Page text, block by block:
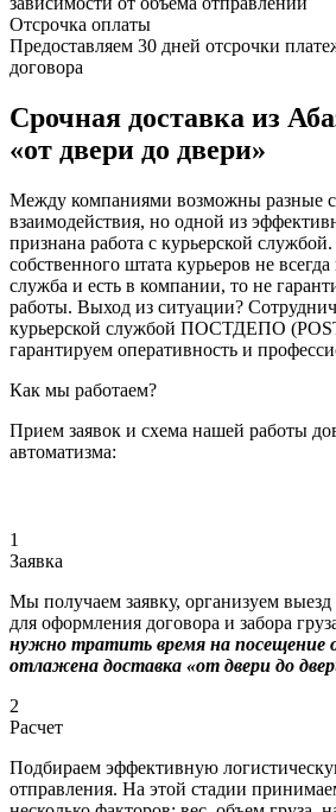
Отсрочка оплаты
Предоставляем 30 дней отсрочки
договора
Срочная доставка из
«от двери до двери»
Между компаниями возможны разные
взаимодействия, но одной из
признана работа с курьерской
собственного штата курьеров не
служба и есть в компании, то не
работы. Выход из ситуации?
курьерской службой ПОСТДЕПО
гарантируем оперативность и
Как мы работаем?
Прием заявок и схема нашей работы
автоматизма:
1
Заявка
Мы получаем заявку, организуем
для оформления договора и забора
нужно тратить время на посещение
отлажена доставка «от двери до
2
Расчет
Подбираем эффективную
отправления. На этой стадии